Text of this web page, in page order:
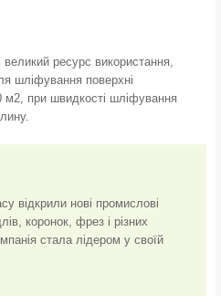
ресурс використання,
шліфування поверхні
при швидкості шліфування
відкрили нові промислові
коронок, фрез і різних
стала лідером у своїй